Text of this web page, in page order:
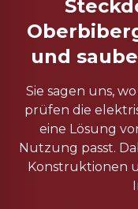
und
Sie sagen uns,
prüfen die
eine Lösung
Nutzung passt.
Konstruktionen